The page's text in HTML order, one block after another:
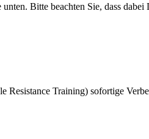
Bitte beachten Sie, dass dabei
Training) sofortige